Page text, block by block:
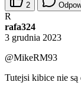
2
R
rafa324
3 grudnia 2023
@MikeRM93
Tutejsi kibice nie są